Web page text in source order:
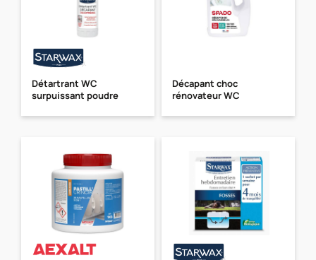
Détartrant WC
surpuissant poudre
Décapant choc
rénovateur WC